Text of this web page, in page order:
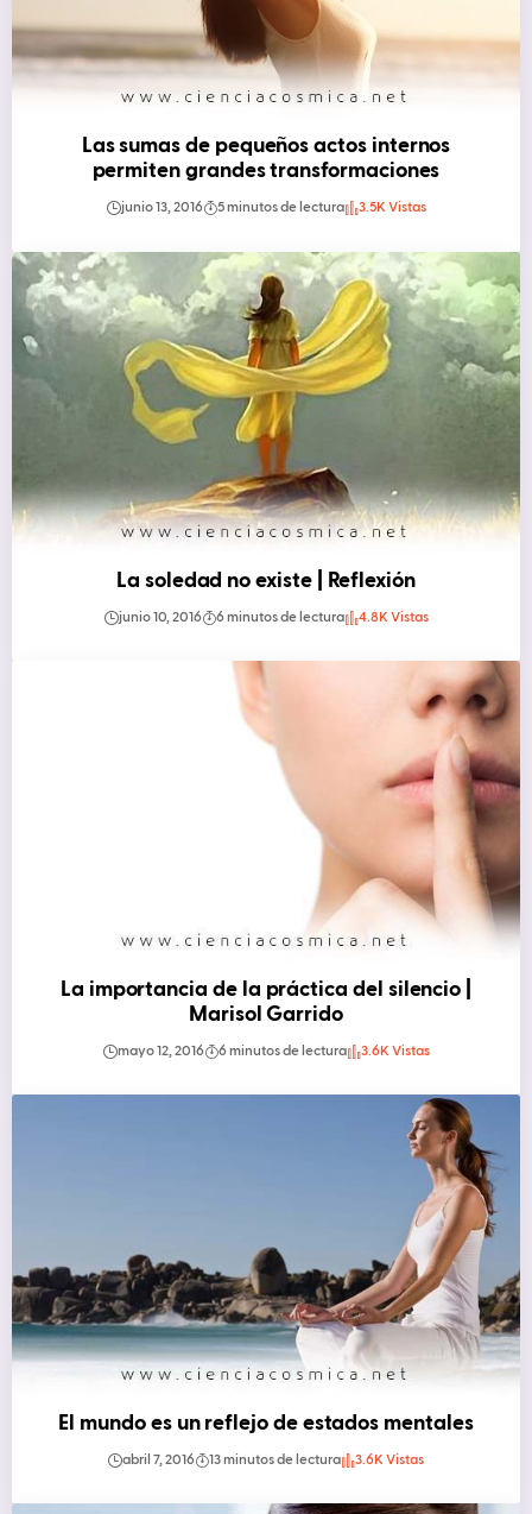
Las sumas de pequeños actos internos
permiten grandes transformaciones
junio 13, 2016 5 minutos de lectura 3.5K Vistas
La soledad no existe | Reflexión
junio 10, 2016 6 minutos de lectura 4.8K Vistas
La importancia de la práctica del silencio |
Marisol Garrido
mayo 12, 2016 6 minutos de lectura 3.6K Vistas
El mundo es un reflejo de estados mentales
abril 7, 2016 13 minutos de lectura 3.6K Vistas